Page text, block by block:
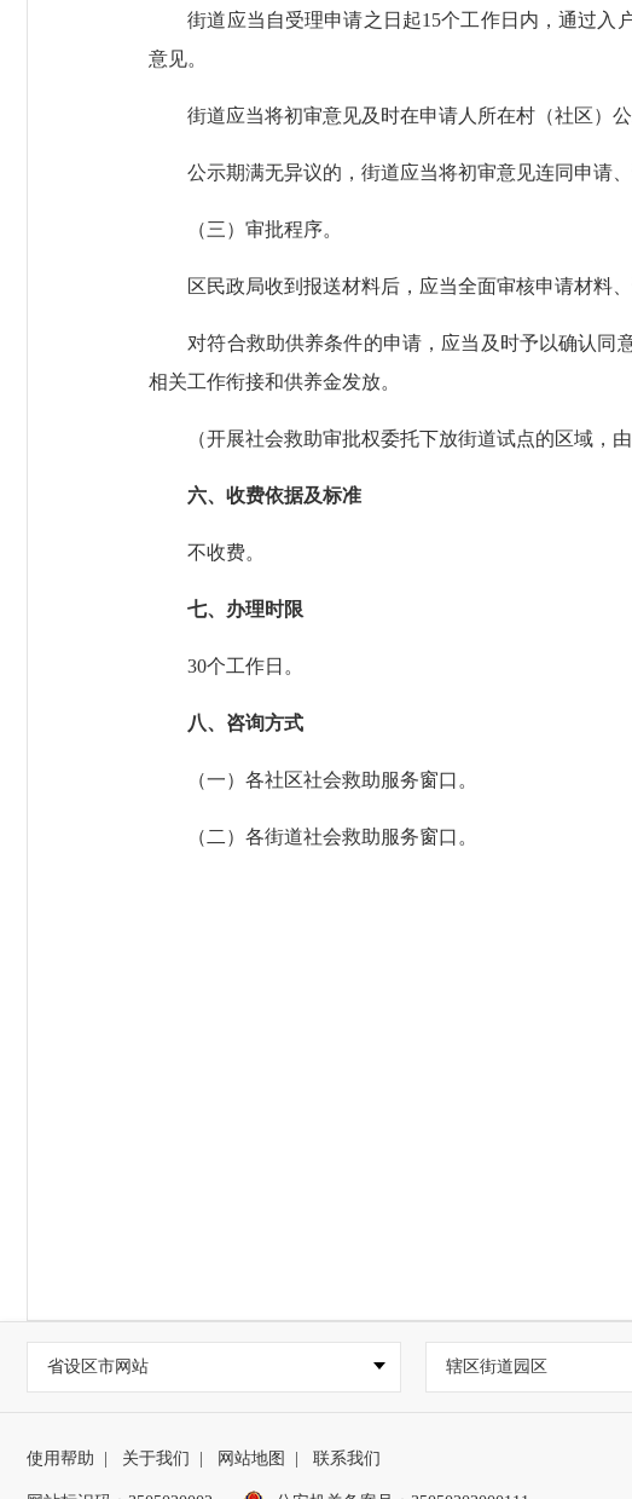
街道应当自受理申请之日起15个工作日内，通过入
意见。
街道应当将初审意见及时在申请人所在村（社区）公
公示期满无异议的，街道应当将初审意见连同申请、
（三）审批程序。
区民政局收到报送材料后，应当全面审核申请材料、
对符合救助供养条件的申请，应当及时予以确认同
相关工作衔接和供养金发放。
（开展社会救助审批权委托下放街道试点的区域，由
六、收费依据及标准
不收费。
七、办理时限
30个工作日。
八、咨询方式
（一）各社区社会救助服务窗口。
（二）各街道社会救助服务窗口。
省设区市网站 辖区街道园区
使用帮助 | 关于我们 | 网站地图 | 联系我们